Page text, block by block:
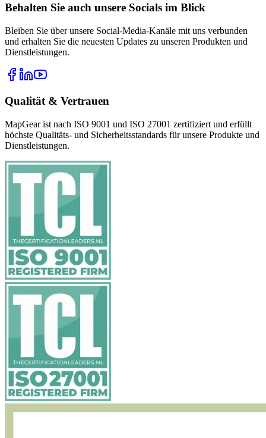
Behalten Sie auch unsere Socials im Blick
Bleiben Sie über unsere Social-Media-Kanäle mit uns verbunden
und erhalten Sie die neuesten Updates zu unseren Produkten und
Dienstleistungen.
Qualität & Vertrauen
MapGear ist nach ISO 9001 und ISO 27001 zertifiziert und erfüllt
höchste Qualitäts- und Sicherheitsstandards für unsere Produkte und
Dienstleistungen.